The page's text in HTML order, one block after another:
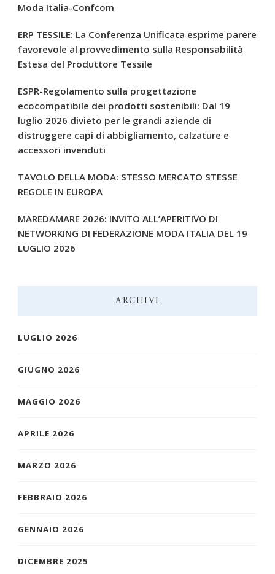
Moda Italia-Confcom
ERP TESSILE: La Conferenza Unificata esprime parere
favorevole al provvedimento sulla Responsabilità
Estesa del Produttore Tessile
ESPR-Regolamento sulla progettazione
ecocompatibile dei prodotti sostenibili: Dal 19
luglio 2026 divieto per le grandi aziende di
distruggere capi di abbigliamento, calzature e
accessori invenduti
TAVOLO DELLA MODA: STESSO MERCATO STESSE
REGOLE IN EUROPA
MAREDAMARE 2026: INVITO ALL’APERITIVO DI
NETWORKING DI FEDERAZIONE MODA ITALIA DEL 19
LUGLIO 2026
ARCHIVI
LUGLIO 2026
GIUGNO 2026
MAGGIO 2026
APRILE 2026
MARZO 2026
FEBBRAIO 2026
GENNAIO 2026
DICEMBRE 2025